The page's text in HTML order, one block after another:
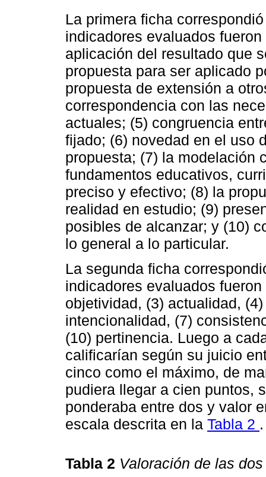
La primera ficha
indicadores evaluados
aplicación del resultado que
propuesta para ser aplicado
propuesta de extensión a
correspondencia con las
actuales; (5) congruencia
fijado; (6) novedad en el uso
propuesta; (7) la modelación
fundamentos educativos,
preciso y efectivo; (8) la
realidad en estudio; (9)
posibles de alcanzar; y (10)
lo general a lo particular.
La segunda ficha
indicadores evaluados
objetividad, (3) actualidad,
intencionalidad, (7)
(10) pertinencia. Luego a
calificarían según su juicio
cinco como el máximo, de
pudiera llegar a cien puntos,
ponderaba entre dos y valor
escala descrita en la Tabla 2 .
Tabla 2 Valoración de las